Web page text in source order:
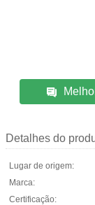
Detalhes do
Lugar de origem:
Marca:
Certificação: